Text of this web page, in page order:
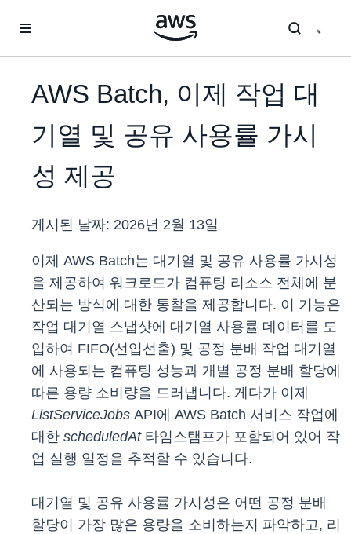
AWS Batch, 이제 작업 대
기열 및 공유 사용률 가시
성 제공
게시된 날짜: 2026년 2월 13일
이제 AWS Batch는 대기열 및 공유 사용률 가시성
을 제공하여 워크로드가 컴퓨팅 리소스 전체에 분
산되는 방식에 대한 통찰을 제공합니다. 이 기능은
작업 대기열 스냅샷에 대기열 사용률 데이터를 도
입하여 FIFO(선입선출) 및 공정 분배 작업 대기열
에 사용되는 컴퓨팅 성능과 개별 공정 분배 할당에
따른 용량 소비량을 드러냅니다. 게다가 이제
ListServiceJobs API에 AWS Batch 서비스 작업에
대한 scheduledAt타임스탬프가 포함되어 있어 작
업 실행 일정을 추적할 수 있습니다.
대기열 및 공유 사용률 가시성은 어떤 공정 분배
할당이 가장 많은 용량을 소비하는지 파악하고, 리